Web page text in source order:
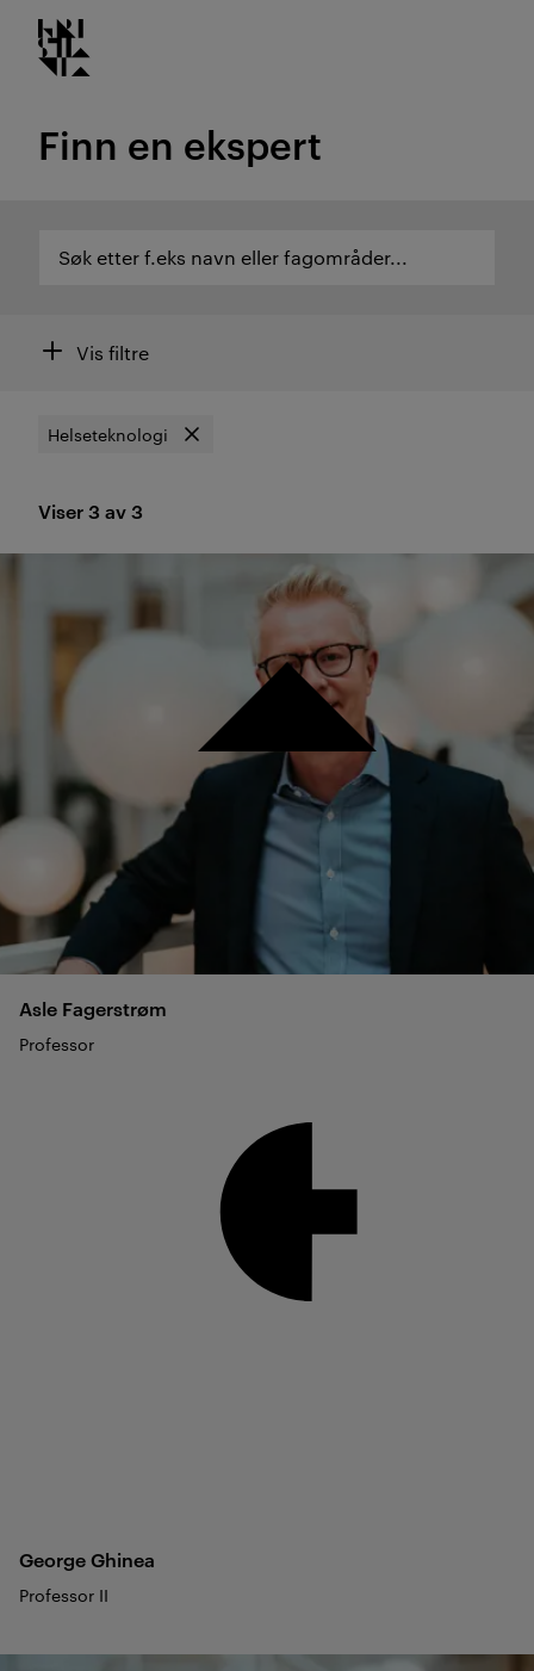
Gå
til
Kristiania logo
Finn en ekspert
Søk etter ekspertområde eller ansatte
Søk etter f.eks navn eller fagområder...
FiltreVis filtre
Helseteknologi
Fjern filter
Resultat
Viser 3 av 3
Asle Fagerstrøm
Professor
GeorgeGhinea
Professor II